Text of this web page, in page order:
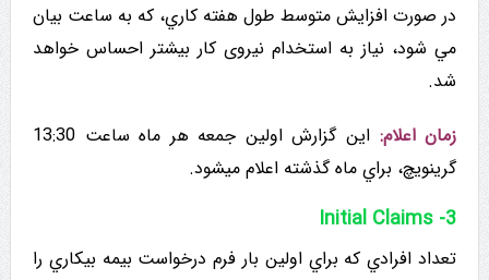
در صورت افزایش متوسط طول هفته کاري، که به ساعت بيان
مي شود، نیاز به استخدام نیروی کار بیشتر احساس خواهد
شد.
زمان اعلام:
این گزارش اولین جمعه هر ماه ساعت 13:30
گرینویچ، براي ماه گذشته اعلام میشود.
3- Initial Claims
تعداد افرادي که براي اولين بار فرم درخواست بیمه بیکاري را